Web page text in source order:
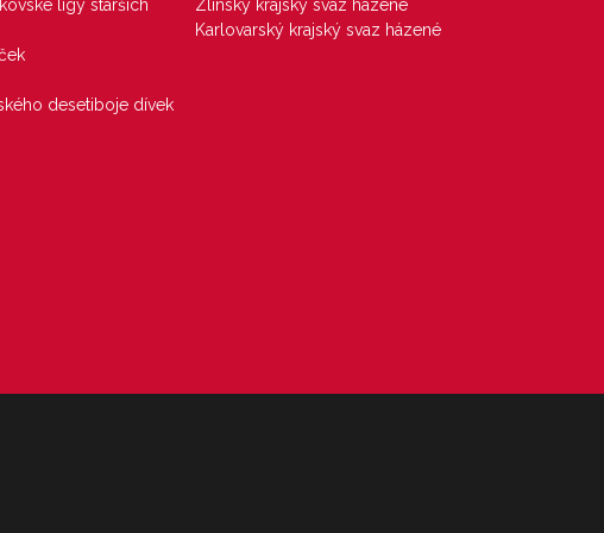
ligy starších
desetiboje dívek
Zlínský krajský svaz házené
Karlovarský krajský svaz házené